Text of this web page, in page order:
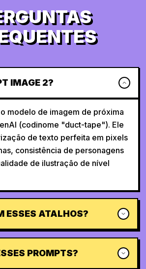
IMAGE 2?
modelo de imagem de próxima
(codinome "duct-tape"). Ele
de texto perfeita em pixels
consistência de personagens
de ilustração de nível
ESSES ATALHOS?
PROMPTS?